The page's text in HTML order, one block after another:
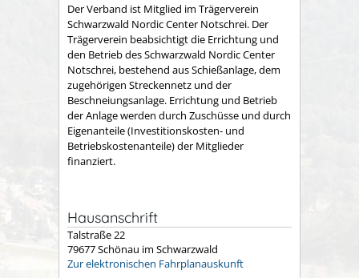
Der Verband ist Mitglied im Trägerverein
Schwarzwald Nordic Center Notschrei. Der
Trägerverein beabsichtigt die Errichtung und
den Betrieb des Schwarzwald Nordic Center
Notschrei, bestehend aus Schießanlage, dem
zugehörigen Streckennetz und der
Beschneiungsanlage. Errichtung und Betrieb
der Anlage werden durch Zuschüsse und durch
Eigenanteile (Investitionskosten- und
Betriebskostenanteile) der Mitglieder
finanziert.
Hausanschrift
Talstraße 22
79677Schönau im Schwarzwald
Zur elektronischen Fahrplanauskunft